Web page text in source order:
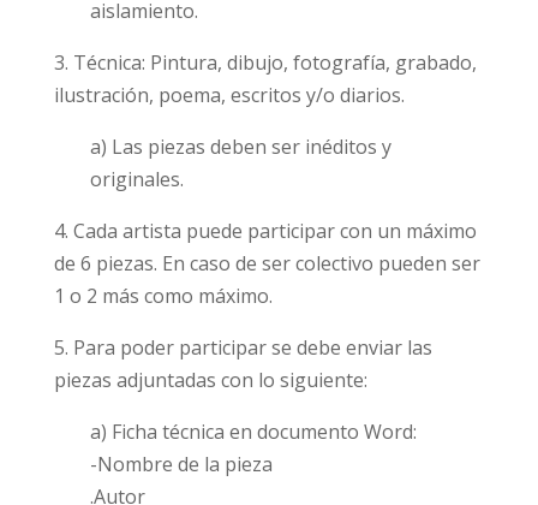
aislamiento.
3. Técnica: Pintura, dibujo, fotografía, grabado,
ilustración, poema, escritos y/o diarios.
a) Las piezas deben ser inéditos y
originales.
4. Cada artista puede participar con un máximo
de 6 piezas. En caso de ser colectivo pueden ser
1 o 2 más como máximo.
5. Para poder participar se debe enviar las
piezas adjuntadas con lo siguiente:
a) Ficha técnica en documento Word:
-Nombre de la pieza
.Autor